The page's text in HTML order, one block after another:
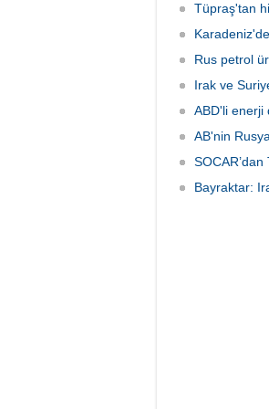
Tüpraş'tan
Rus petrol
Irak ve
ABD'li enerji
AB'nin
Bayraktar: